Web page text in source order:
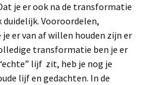
je er ook na de transformatie
Vooroordelen,
er van af willen houden zijn er
transformatie ben je er
lijf zit, heb je nog je
lijf en gedachten. In de